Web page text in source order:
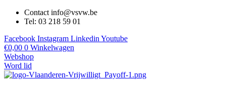
Contact info@vsvw.be
Tel: 03 218 59 01
Facebook Instagram Linkedin Youtube
€0,00 0 Winkelwagen
Webshop
Word lid